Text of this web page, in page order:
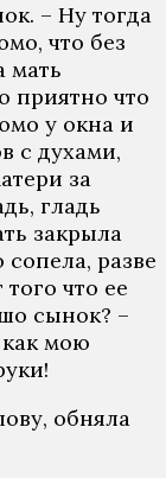
– Ну тогда
что без
мать
приятно что
у окна и
с духами,
за
гладь
закрыла
разве
что ее
сынок? –
как мою
обняла